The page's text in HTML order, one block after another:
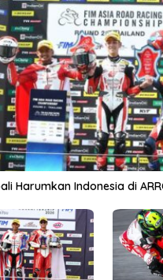
Harumkan Indonesia di